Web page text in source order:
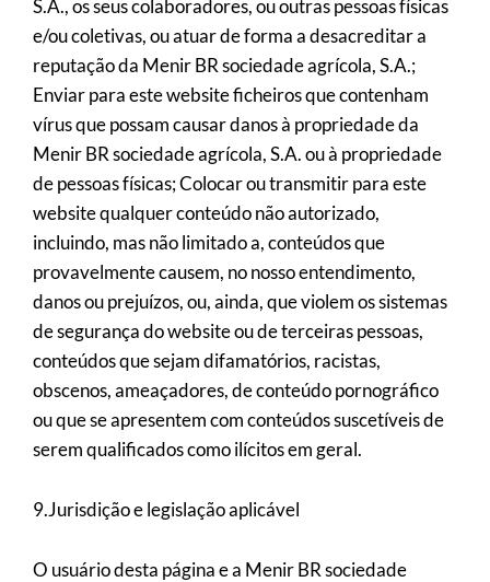
S.A., os seus colaboradores, ou outras pessoas físicas
e/ou coletivas, ou atuar de forma a desacreditar a
reputação da Menir BR sociedade agrícola, S.A.;
Enviar para este website ficheiros que contenham
vírus que possam causar danos à propriedade da
Menir BR sociedade agrícola, S.A. ou à propriedade
de pessoas físicas; Colocar ou transmitir para este
website qualquer conteúdo não autorizado,
incluindo, mas não limitado a, conteúdos que
provavelmente causem, no nosso entendimento,
danos ou prejuízos, ou, ainda, que violem os sistemas
de segurança do website ou de terceiras pessoas,
conteúdos que sejam difamatórios, racistas,
obscenos, ameaçadores, de conteúdo pornográfico
ou que se apresentem com conteúdos suscetíveis de
serem qualificados como ilícitos em geral.
9.Jurisdição e legislação aplicável
O usuário desta página e a Menir BR sociedade